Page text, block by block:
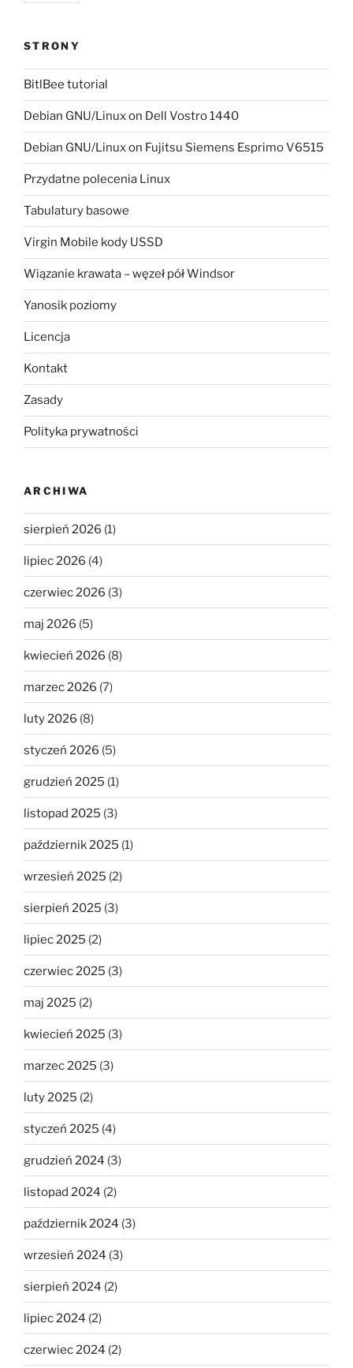
STRONY
BitlBee tutorial
Debian GNU/Linux on Dell Vostro 1440
Debian GNU/Linux on Fujitsu Siemens Esprimo V6515
Przydatne polecenia Linux
Tabulatury basowe
Virgin Mobile kody USSD
Wiązanie krawata – węzeł pół Windsor
Yanosik poziomy
Licencja
Kontakt
Zasady
Polityka prywatności
ARCHIWA
sierpień 2026 (1)
lipiec 2026 (4)
czerwiec 2026 (3)
maj 2026 (5)
kwiecień 2026 (8)
marzec 2026 (7)
luty 2026 (8)
styczeń 2026 (5)
grudzień 2025 (1)
listopad 2025 (3)
październik 2025 (1)
wrzesień 2025 (2)
sierpień 2025 (3)
lipiec 2025 (2)
czerwiec 2025 (3)
maj 2025 (2)
kwiecień 2025 (3)
marzec 2025 (3)
luty 2025 (2)
styczeń 2025 (4)
grudzień 2024 (3)
listopad 2024 (2)
październik 2024 (3)
wrzesień 2024 (3)
sierpień 2024 (2)
lipiec 2024 (2)
czerwiec 2024 (2)